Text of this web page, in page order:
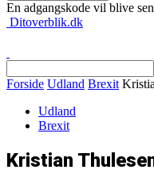
En adgangskode vil blive
Ditoverblik.dk
Forside Udland Brexit
Udland
Brexit
Kristian